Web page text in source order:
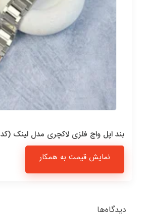
بند اپل واچ فلزی لاکچری مدل لینک (کدw5081)
نمایش قیمت به همکار
دیدگاه‌ها